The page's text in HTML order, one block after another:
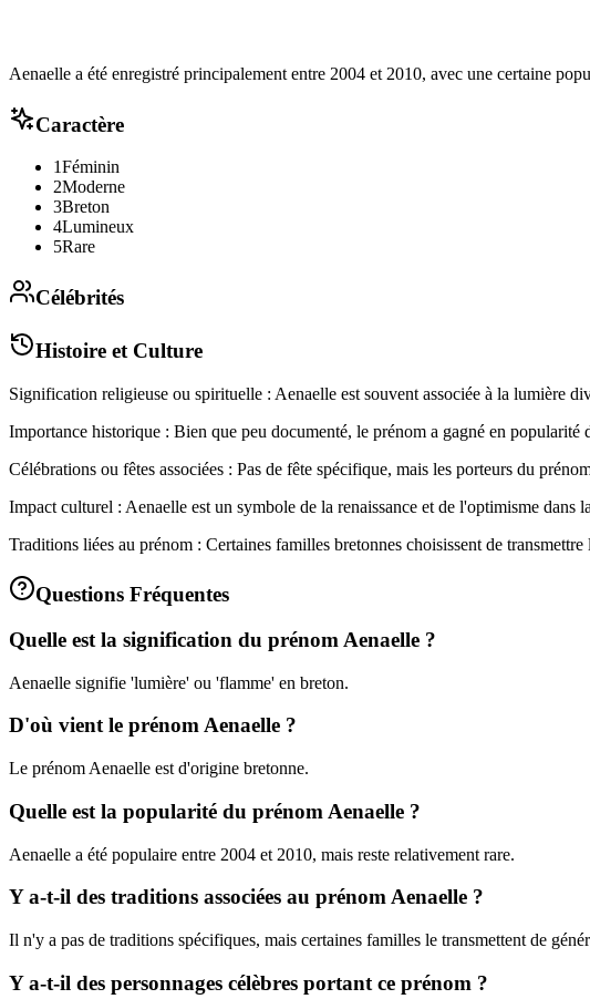
Aenaelle a été enregistré principalement entre 2004 et 2010, avec une certaine
Caractère
1Féminin
2Moderne
3Breton
4Lumineux
5Rare
Célébrités
Histoire et Culture
Signification religieuse ou spirituelle : Aenaelle est souvent associée à la lumière
Importance historique : Bien que peu documenté, le prénom a gagné en popularité
Célébrations ou fêtes associées : Pas de fête spécifique, mais les porteurs du
Impact culturel : Aenaelle est un symbole de la renaissance et de l'optimisme dans
Traditions liées au prénom : Certaines familles bretonnes choisissent de
Questions Fréquentes
Quelle est la signification du prénom Aenaelle ?
Aenaelle signifie 'lumière' ou 'flamme' en breton.
D'où vient le prénom Aenaelle ?
Le prénom Aenaelle est d'origine bretonne.
Quelle est la popularité du prénom Aenaelle ?
Aenaelle a été populaire entre 2004 et 2010, mais reste relativement rare.
Y a-t-il des traditions associées au prénom Aenaelle ?
Il n'y a pas de traditions spécifiques, mais certaines familles le transmettent de
Y a-t-il des personnages célèbres portant ce prénom ?